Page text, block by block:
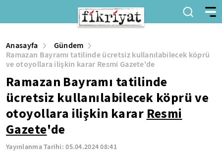
Anasayfa
Gündem
Ramazan Bayramı tatilinde ücretsiz kullanılabilecek köprü
ve otoyollara ilişkin karar Resmi Gazete'de
Ramazan Bayramı tatilinde
ücretsiz kullanılabilecek köprü ve
otoyollara ilişkin karar Resmi
Gazete'de
Yayınlanma Tarihi:05.04.2024 08:41